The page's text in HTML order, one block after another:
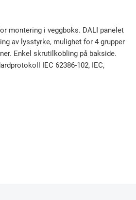
montering i veggboks. DALI panelet
av lysstyrke, mulighet for 4 grupper
Enkel skrutilkobling på bakside.
IEC 62386-102, IEC,